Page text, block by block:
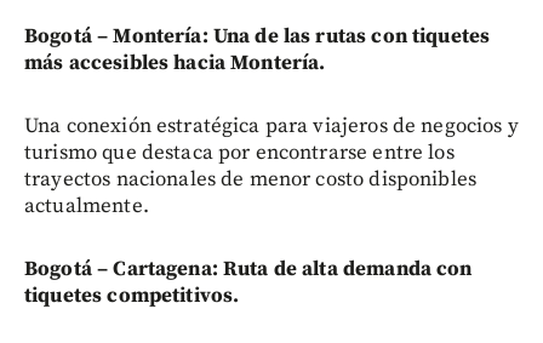
Bogotá – Montería: Una de las rutas con tiquetes
más accesibles hacia Montería.
Una conexión estratégica para viajeros de negocios y
turismo que destaca por encontrarse entre los
trayectos nacionales de menor costo disponibles
actualmente.
Bogotá – Cartagena: Ruta de alta demanda con
tiquetes competitivos.